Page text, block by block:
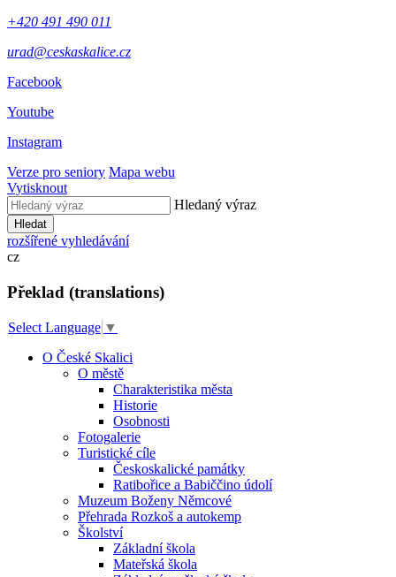
+420 491 490 011
urad@ceskaskalice.cz
Facebook
Youtube
Instagram
Verze pro seniory Mapa webu
Vytisknout
Hledaný výraz
Hledat
rozšířené vyhledávání
cz
Překlad (translations)
Select Language ▼
O České Skalici
O městě
Charakteristika města
Historie
Osobnosti
Fotogalerie
Turistické cíle
Českoskalické památky
Ratibořice a Babiččino údolí
Muzeum Boženy Němcové
Přehrada Rozkoš a autokemp
Školství
Základní škola
Mateřská škola